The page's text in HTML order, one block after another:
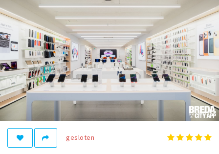
Party pics
Nieuws, interviews & blogs
Eten
Drinken
Slapen
Recreatief
Winkels
Winkelgebiedengesloten